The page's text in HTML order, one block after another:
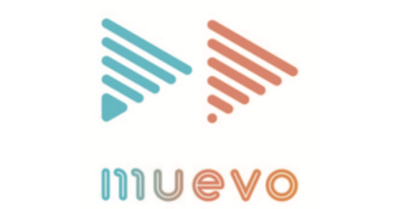
記事リクエスト
muevoクラウドファンディング